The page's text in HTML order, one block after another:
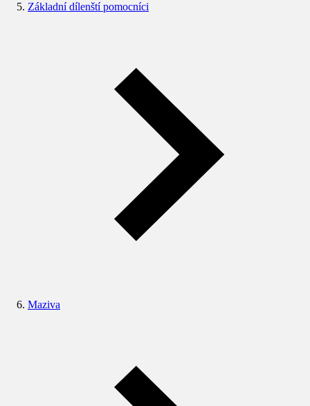
Základní dílenští pomocníci
Maziva